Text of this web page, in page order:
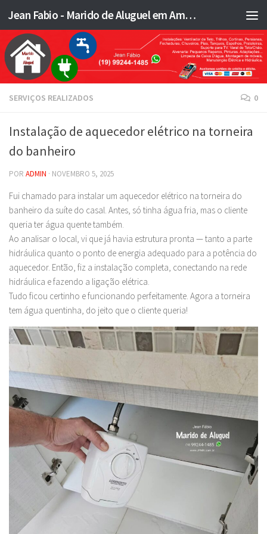
Skip to content Jean Fabio - Marido de Aluguel em Americana SP e região - JFMA
SERVIÇOS REALIZADOS 0
Instalação de aquecedor elétrico na torneira
do banheiro
POR ADMIN · NOVEMBRO 5, 2025
Fui chamado para instalar um aquecedor elétrico na torneira do
banheiro da suíte do casal. Antes, só tinha água fria, mas o cliente
queria ter água quente também.
Ao analisar o local, vi que já havia estrutura pronta — tanto a parte
hidráulica quanto o ponto de energia adequado para a potência do
aquecedor. Então, fiz a instalação completa, conectando na rede
hidráulica e fazendo a ligação elétrica.
Tudo ficou certinho e funcionando perfeitamente. Agora a torneira
tem água quentinha, do jeito que o cliente queria!